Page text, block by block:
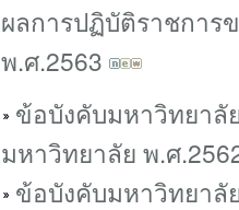
ผลการปฏิบัติราชการ
พ.ศ.2563
ข้อบังคับมหาวิทยาลั
มหาวิทยาลัย พ.ศ
ข้อบังคับมหาวิทยาลั